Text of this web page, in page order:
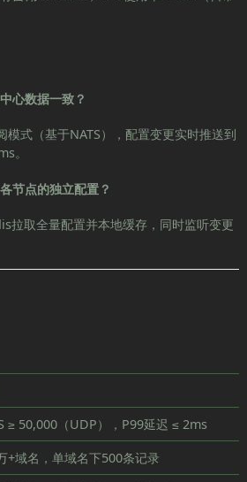
心数据一致？
模式（基于NATS），配置变更实时推送到
。
节点的独立配置？
拉取全量配置并本地缓存，同时监听变更
≥ 50,000（UDP），P99延迟 ≤ 2ms
+域名，单域名下500条记录